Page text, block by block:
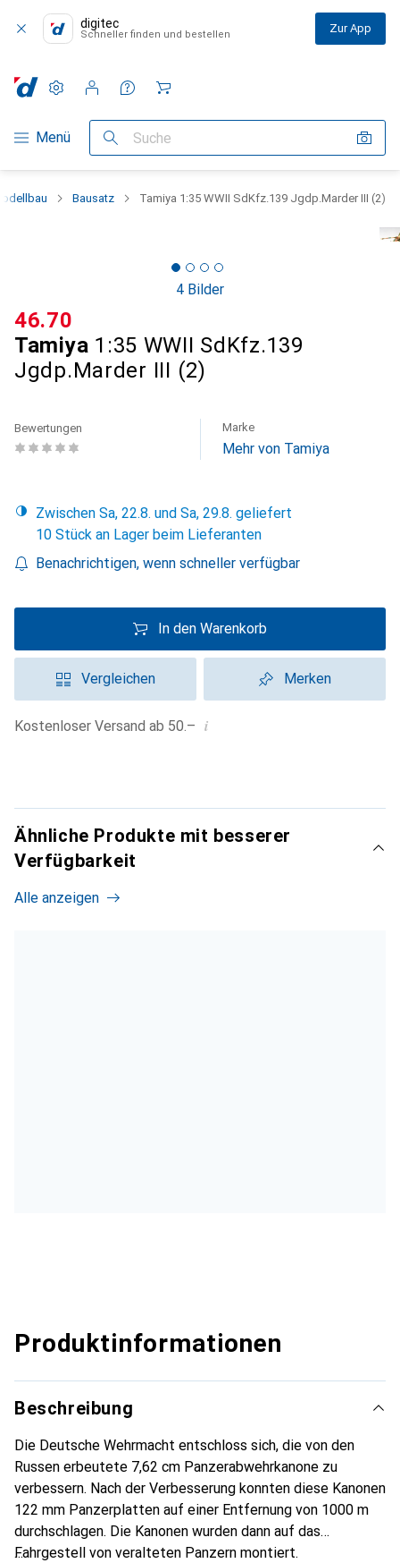
digitec
Schneller finden und bestellen Zur App
Navigation nach Kategorien
Menü Suche
Einstellungen
Kundenkonto
Vergleichslisten
Merklisten
Warenkorb
Bausatz Tamiya 1:35 WWII SdKfz.139 Jgdp.Marder III (2)
4 Bilder
Tamiya 1:35 WWII SdKfz.139
Jgdp.Marder III (2)
CHF
46.70
Bewertungen Marke
Mehr von Tamiya
Zwischen Sa, 22.8. und Sa, 29.8. geliefert
10 Stück an Lager beim Lieferanten
Benachrichtigen, wenn schneller verfügbar
In den Warenkorb
Vergleichen Merken
Kostenloser Versand ab 50.– i
Ähnliche Produkte mit besserer
Verfügbarkeit
Alle anzeigen
Produktinformationen
Beschreibung
Die Deutsche Wehrmacht entschloss sich, die von den
Russen erbeutete 7,62 cm Panzerabwehrkanone zu
verbessern. Nach der Verbesserung konnten diese Kanonen
122 mm Panzerplatten auf einer Entfernung von 1000 m
durchschlagen. Die Kanonen wurden dann auf das
Fahrgestell von veralteten Panzern montiert.